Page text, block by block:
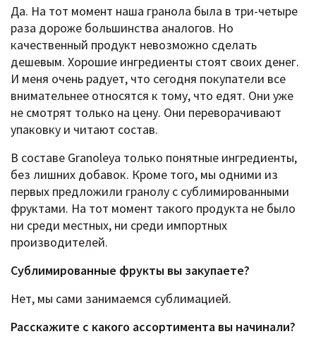
Да. На тот момент наша гранола была в три-четыре
раза дороже большинства аналогов. Но
качественный продукт невозможно сделать
дешевым. Хорошие ингредиенты стоят своих денег.
И меня очень радует, что сегодня покупатели все
внимательнее относятся к тому, что едят. Они уже
не смотрят только на цену. Они переворачивают
упаковку и читают состав.
В составе Granoleya только понятные ингредиенты,
без лишних добавок. Кроме того, мы одними из
первых предложили гранолу с сублимированными
фруктами. На тот момент такого продукта не было
ни среди местных, ни среди импортных
производителей.
Сублимированные фрукты вы закупаете?
Нет, мы сами занимаемся сублимацией.
Расскажите c какого ассортимента вы начинали?